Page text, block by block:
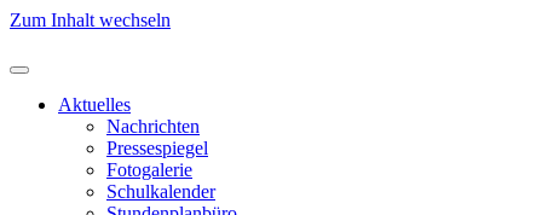
Zum Inhalt wechseln
Aktuelles
Nachrichten
Pressespiegel
Fotogalerie
Schulkalender